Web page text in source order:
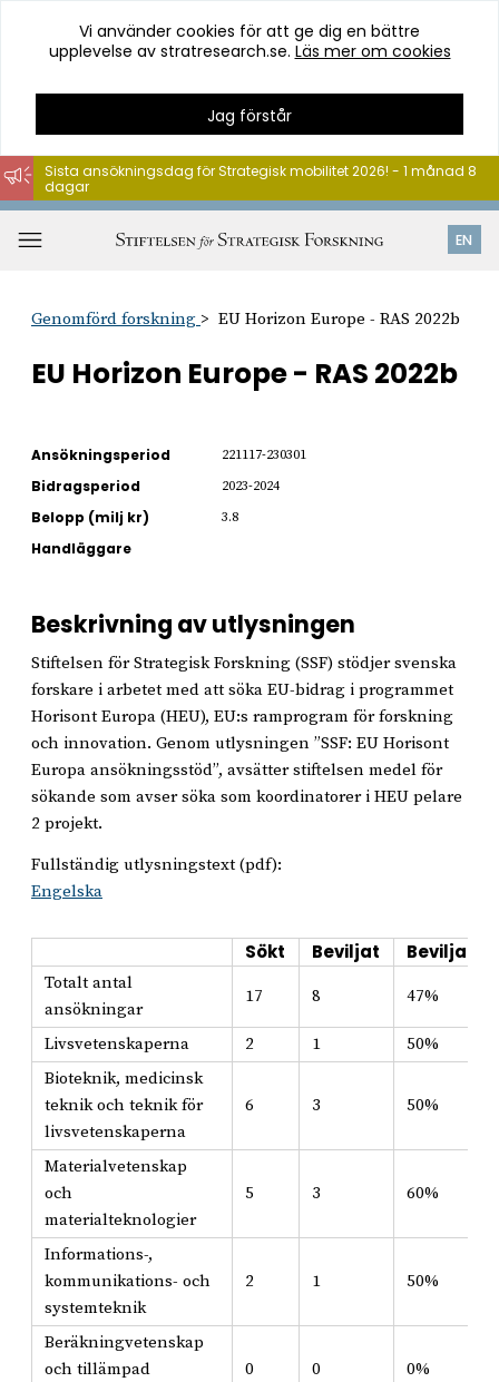
Hoppa
till
innehåll
Vi använder cookies för att ge dig en bättre
upplevelse av stratresearch.se. Läs mer om cookies
Jag förstår
EN
Sista ansökningsdag för Strategisk mobilitet 2026! - 1 månad 8
dagar
Genomförd forskning EU Horizon Europe - RAS 2022b
EU Horizon Europe - RAS 2022b
Ansökningsperiod 221117-230301
Bidragsperiod 2023-2024
Belopp (milj kr) 3.8
Handläggare
Beskrivning av utlysningen
Stiftelsen för Strategisk Forskning (SSF) stödjer svenska
forskare i arbetet med att söka EU-bidrag i programmet
Horisont Europa (HEU), EU:s ramprogram för forskning
och innovation. Genom utlysningen ”SSF: EU Horisont
Europa ansökningsstöd”, avsätter stiftelsen medel för
sökande som avser söka som koordinatorer i HEU pelare
2 projekt.
Fullständig utlysningstext (pdf):
Engelska
Sökt Beviljat Beviljat i
Totalt antal
ansökningar
17 8 47%
Livsvetenskaperna 2 1
50%
Bioteknik, medicinsk
teknik och teknik för
livsvetenskaperna
6 3 50%
Materialvetenskap
och
materialteknologier
5 3 60%
Informations-,
kommunikations- och
systemteknik
2 1 50%
Beräkningvetenskap
och tillämpad
0 0 0%